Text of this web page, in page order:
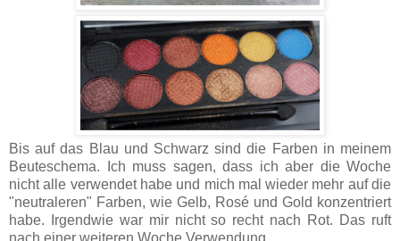
Bis auf das Blau und Schwarz sind die Farben in meinem
Beuteschema. Ich muss sagen, dass ich aber die Woche
nicht alle verwendet habe und mich mal wieder mehr auf die
"neutraleren" Farben, wie Gelb, Rosé und Gold konzentriert
habe. Irgendwie war mir nicht so recht nach Rot. Das ruft
nach einer weiteren Woche Verwendung.